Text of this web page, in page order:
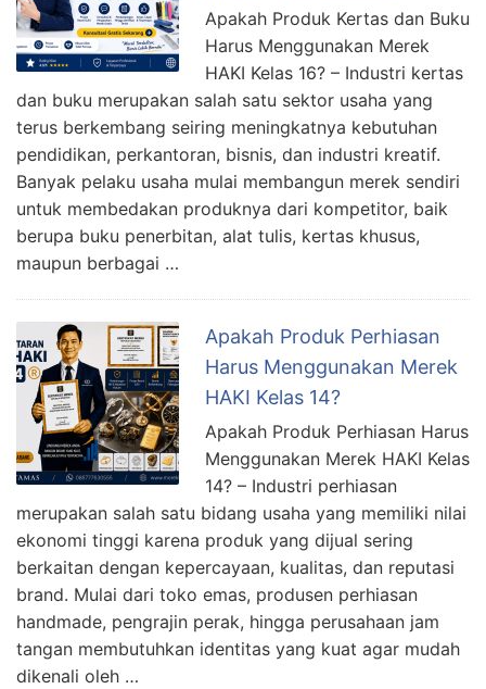
Apakah Produk Kertas dan Buku
Harus Menggunakan Merek
HAKI Kelas 16? – Industri kertas
dan buku merupakan salah satu sektor usaha yang
terus berkembang seiring meningkatnya kebutuhan
pendidikan, perkantoran, bisnis, dan industri kreatif.
Banyak pelaku usaha mulai membangun merek sendiri
untuk membedakan produknya dari kompetitor, baik
berupa buku penerbitan, alat tulis, kertas khusus,
maupun berbagai …
Apakah Produk Perhiasan
Harus Menggunakan Merek
HAKI Kelas 14?
Apakah Produk Perhiasan Harus
Menggunakan Merek HAKI Kelas
14? – Industri perhiasan
merupakan salah satu bidang usaha yang memiliki nilai
ekonomi tinggi karena produk yang dijual sering
berkaitan dengan kepercayaan, kualitas, dan reputasi
brand. Mulai dari toko emas, produsen perhiasan
handmade, pengrajin perak, hingga perusahaan jam
tangan membutuhkan identitas yang kuat agar mudah
dikenali oleh …